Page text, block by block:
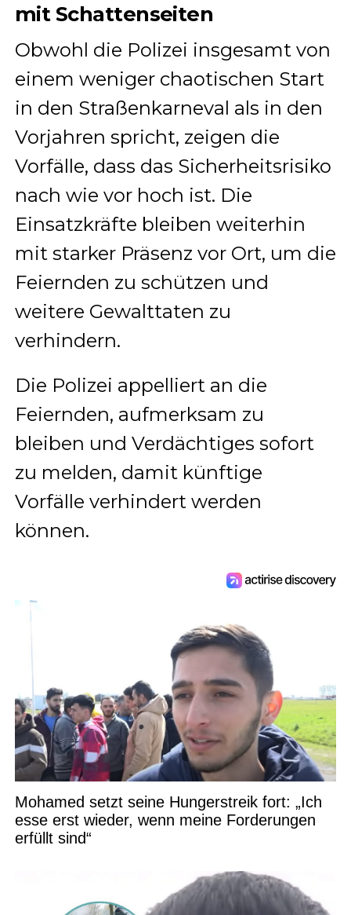
mit Schattenseiten
Obwohl die Polizei insgesamt von
einem weniger chaotischen Start
in den Straßenkarneval als in den
Vorjahren spricht, zeigen die
Vorfälle, dass das Sicherheitsrisiko
nach wie vor hoch ist. Die
Einsatzkräfte bleiben weiterhin
mit starker Präsenz vor Ort, um die
Feiernden zu schützen und
weitere Gewalttaten zu
verhindern.
Die Polizei appelliert an die
Feiernden, aufmerksam zu
bleiben und Verdächtiges sofort
zu melden, damit künftige
Vorfälle verhindert werden
können.
Mohamed setzt seine Hungerstreik fort: „Ich
esse erst wieder, wenn meine Forderungen
erfüllt sind“